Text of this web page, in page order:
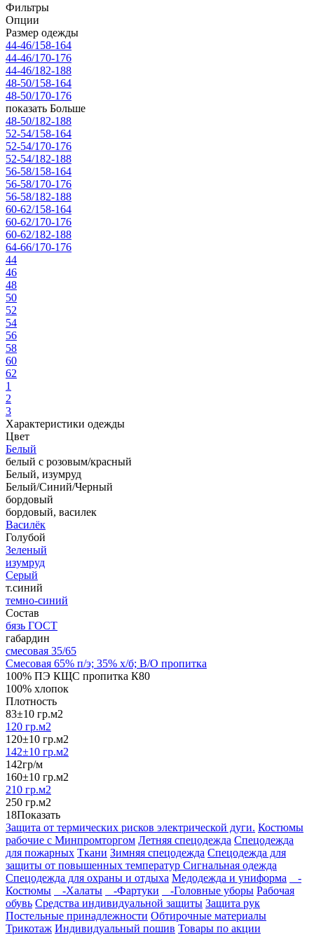
Фильтры
Опции
Размер одежды
44-46/158-164
44-46/170-176
44-46/182-188
48-50/158-164
48-50/170-176
показать Больше
48-50/182-188
52-54/158-164
52-54/170-176
52-54/182-188
56-58/158-164
56-58/170-176
56-58/182-188
60-62/158-164
60-62/170-176
60-62/182-188
64-66/170-176
44
46
48
50
52
54
56
58
60
62
1
2
3
Характеристики одежды
Цвет
Белый
белый с розовым/красный
Белый, изумруд
Белый/Синий/Черный
бордовый
бордовый, василек
Василёк
Голубой
Зеленый
изумруд
Серый
т.синий
темно-синий
Состав
бязь ГОСТ
габардин
смесовая 35/65
Смесовая 65% п/э; 35% х/б; В/О пропитка
100% ПЭ КЩС пропитка К80
100% хлопок
Плотность
83±10 гр.м2
120 гр.м2
120±10 гр.м2
142±10 гр.м2
142гр/м
160±10 гр.м2
210 гр.м2
250 гр.м2
18Показать
Защита от термических рисков электрической дуги. Костюмы
рабочие с Минпромторгом Летняя спецодежда Спецодежда
для пожарных Ткани Зимняя спецодежда Спецодежда для
защиты от повышенных температур Сигнальная одежда
Спецодежда для охраны и отдыха Медодежда и униформа
-
Костюмы
-Халаты -Фартуки -Головные уборы Рабочая
обувь Средства индивидуальной защиты Защита рук
Постельные принадлежности Обтирочные материалы
Трикотаж Индивидуальный пошив Товары по акции